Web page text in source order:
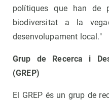
polítiques que han de
biodiversitat a la
desenvolupament local."
Grup de Recerca i
(GREP)
El GREP és un grup de